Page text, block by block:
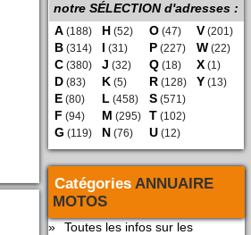
notre SÉLECTION d'adresses :
A (188)
B (314)
C (380)
D (83)
E (80)
F (94)
G (119)
H (52)
I (31)
J (32)
K (5)
L (458)
M (295)
N (76)
O (47)
P (227)
Q (18)
R (128)
S (571)
T (102)
U (12)
V (201)
W (22)
X (1)
Y (13)
Catégories ANNUAIRE
MOTOS
»
Toutes les infos sur les